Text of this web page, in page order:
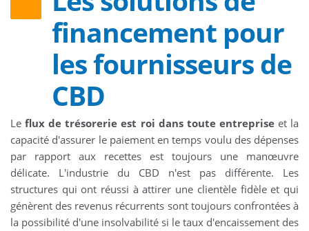
financement pour
les fournisseurs de
CBD
Leflux de trésorerie est roi dans toute entrepriseet la
capacité d'assurer le paiement en temps voulu des dépenses
par rapport aux recettes est toujours une manœuvre
délicate. L'industrie du CBD n'est pas différente. Les
structures qui ont réussi à attirer une clientèle fidèle et qui
génèrent des revenus récurrents sont toujours confrontées à
la possibilité d'une insolvabilité si le taux d'encaissement des